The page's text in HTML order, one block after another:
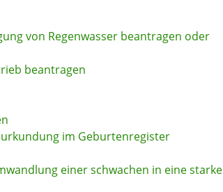
von Regenwasser beantragen oder
beantragen
im Geburtenregister
einer schwachen in eine starke